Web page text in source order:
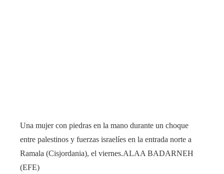
Una mujer con piedras en la mano durante un choque
entre palestinos y fuerzas israelíes en la entrada norte a
Ramala (Cisjordania), el viernes.ALAA BADARNEH
(EFE)